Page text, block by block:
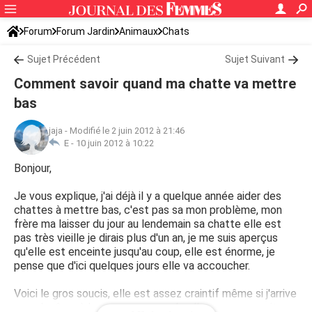
Forum Forum Jardin Animaux Chats
Sujet Précédent Sujet Suivant
Comment savoir quand ma chatte va mettre
bas
jaja - Modifié le 2 juin 2012 à 21:46
E - 10 juin 2012 à 10:22
Bonjour,
Je vous explique, j'ai déjà il y a quelque année aider des
chattes à mettre bas, c'est pas sa mon problème, mon
frère ma laisser du jour au lendemain sa chatte elle est
pas très vieille je dirais plus d'un an, je me suis aperçus
qu'elle est enceinte jusqu'au coup, elle est énorme, je
pense que d'ici quelques jours elle va accoucher.
Voici le gros soucis, elle est assez craintif même si j'arrive
quand même à la caresser, normale elle ne me connait pas